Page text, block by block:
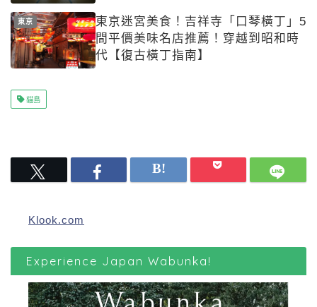
東京
東京迷宮美食！吉祥寺「口琴橫丁」5
間平價美味名店推薦！穿越到昭和時
代【復古橫丁指南】
貓島
Klook.com
Experience Japan Wabunka!